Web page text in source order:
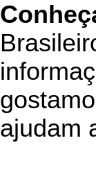
C
g
ajudam